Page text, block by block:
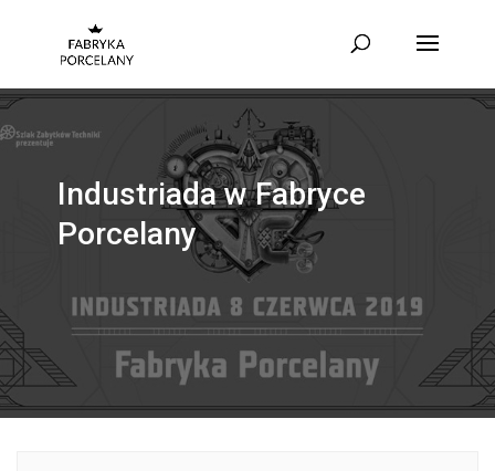
Industriada w Fabryce
Porcelany